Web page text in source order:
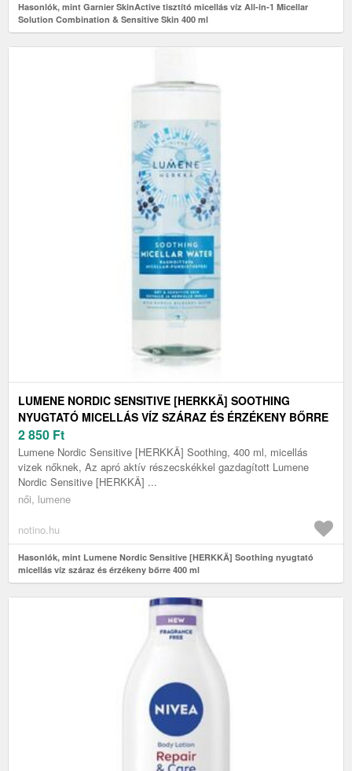
Hasonlók, mint Garnier SkinActive tisztító micellás víz All-in-1 Micellar
Solution Combination & Sensitive Skin 400 ml
LUMENE NORDIC SENSITIVE [HERKKÄ] SOOTHING
NYUGTATÓ MICELLÁS VÍZ SZÁRAZ ÉS ÉRZÉKENY BŐRRE
400 ML
2 850 Ft
Lumene Nordic Sensitive [HERKKÄ] Soothing, 400 ml, micellás
vizek nőknek, Az apró aktív részecskékkel gazdagított Lumene
Nordic Sensitive [HERKKÄ] ...
női, lumene
notino.hu
Hasonlók, mint Lumene Nordic Sensitive [HERKKÄ] Soothing nyugtató
micellás víz száraz és érzékeny bőrre 400 ml